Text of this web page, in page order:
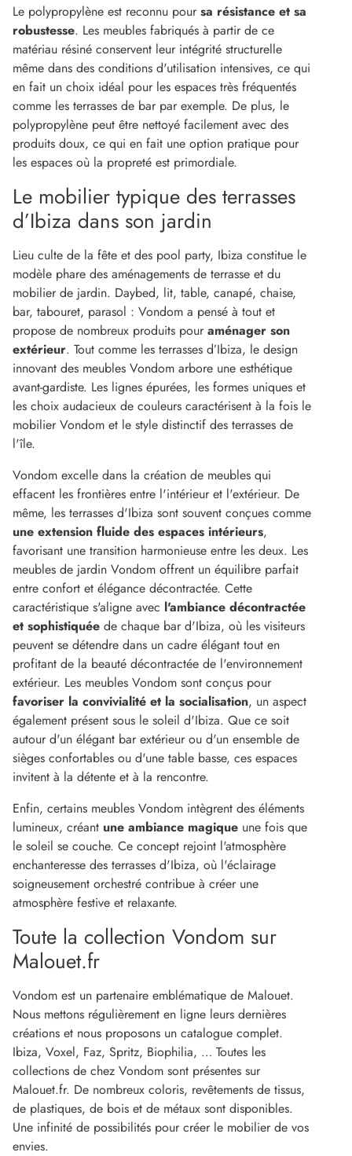
Le polypropylène est reconnu pour sa résistance et sa
robustesse. Les meubles fabriqués à partir de ce
matériau résiné conservent leur intégrité structurelle
même dans des conditions d'utilisation intensives, ce qui
en fait un choix idéal pour les espaces très fréquentés
comme les terrasses de bar par exemple. De plus, le
polypropylène peut être nettoyé facilement avec des
produits doux, ce qui en fait une option pratique pour
les espaces où la propreté est primordiale.
Le mobilier typique des terrasses
d’Ibiza dans son jardin
Lieu culte de la fête et des pool party, Ibiza constitue le
modèle phare des aménagements de terrasse et du
mobilier de jardin. Daybed, lit, table, canapé, chaise,
bar, tabouret, parasol : Vondom a pensé à tout et
propose de nombreux produits pour aménager son
extérieur. Tout comme les terrasses d’Ibiza, le design
innovant des meubles Vondom arbore une esthétique
avant-gardiste. Les lignes épurées, les formes uniques et
les choix audacieux de couleurs caractérisent à la fois le
mobilier Vondom et le style distinctif des terrasses de
l'île.
Vondom excelle dans la création de meubles qui
effacent les frontières entre l'intérieur et l'extérieur. De
même, les terrasses d'Ibiza sont souvent conçues comme
une extension fluide des espaces intérieurs,
favorisant une transition harmonieuse entre les deux. Les
meubles de jardin Vondom offrent un équilibre parfait
entre confort et élégance décontractée. Cette
caractéristique s'aligne avec l'ambiance décontractée
et sophistiquée de chaque bar d'Ibiza, où les visiteurs
peuvent se détendre dans un cadre élégant tout en
profitant de la beauté décontractée de l'environnement
extérieur. Les meubles Vondom sont conçus pour
favoriser la convivialité et la socialisation, un aspect
également présent sous le soleil d'Ibiza. Que ce soit
autour d'un élégant bar extérieur ou d'un ensemble de
sièges confortables ou d'une table basse, ces espaces
invitent à la détente et à la rencontre.
Enfin, certains meubles Vondom intègrent des éléments
lumineux, créant une ambiance magique une fois que
le soleil se couche. Ce concept rejoint l'atmosphère
enchanteresse des terrasses d'Ibiza, où l'éclairage
soigneusement orchestré contribue à créer une
atmosphère festive et relaxante.
Toute la collection Vondom sur
Malouet.fr
Vondom est un partenaire emblématique de Malouet.
Nous mettons régulièrement en ligne leurs dernières
créations et nous proposons un catalogue complet.
Ibiza, Voxel, Faz, Spritz, Biophilia, … Toutes les
collections de chez Vondom sont présentes sur
Malouet.fr. De nombreux coloris, revêtements de tissus,
de plastiques, de bois et de métaux sont disponibles.
Une infinité de possibilités pour créer le mobilier de vos
envies.